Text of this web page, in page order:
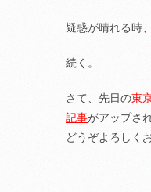
疑惑が晴れる時
続く。
さて、先日の東
記事がアップさ
どうぞよろしく